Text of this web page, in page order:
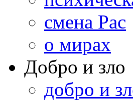
смена Рас
о мирах
Добро и зло
добро и